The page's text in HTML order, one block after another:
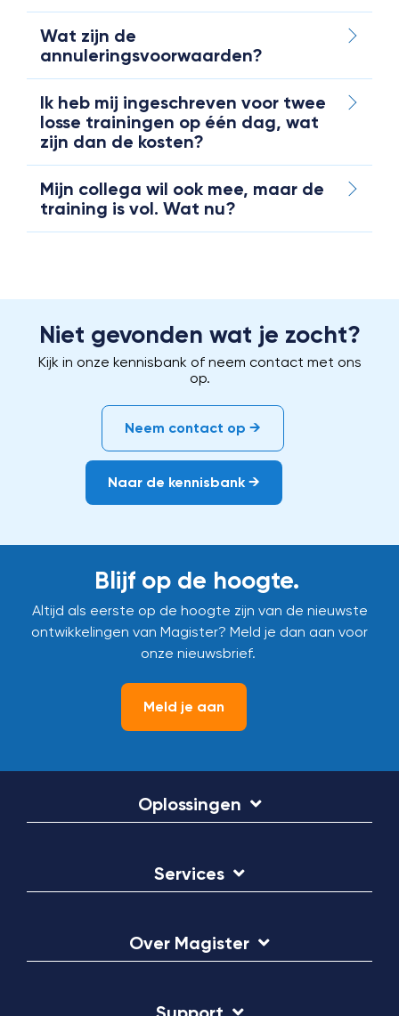
Wat zijn de
annuleringsvoorwaarden?
Ik heb mij ingeschreven voor twee
losse trainingen op één dag, wat
zijn dan de kosten?
Mijn collega wil ook mee, maar de
training is vol. Wat nu?
Niet gevonden wat je zocht?
Kijk in onze kennisbank of neem contact met ons
op.
Neem contact op →
Naar de kennisbank →
Blijf op de hoogte.
Altijd als eerste op de hoogte zijn van de nieuwste
ontwikkelingen van Magister? Meld je dan aan voor
onze nieuwsbrief.
Meld je aan
Oplossingen
Services
Over Magister